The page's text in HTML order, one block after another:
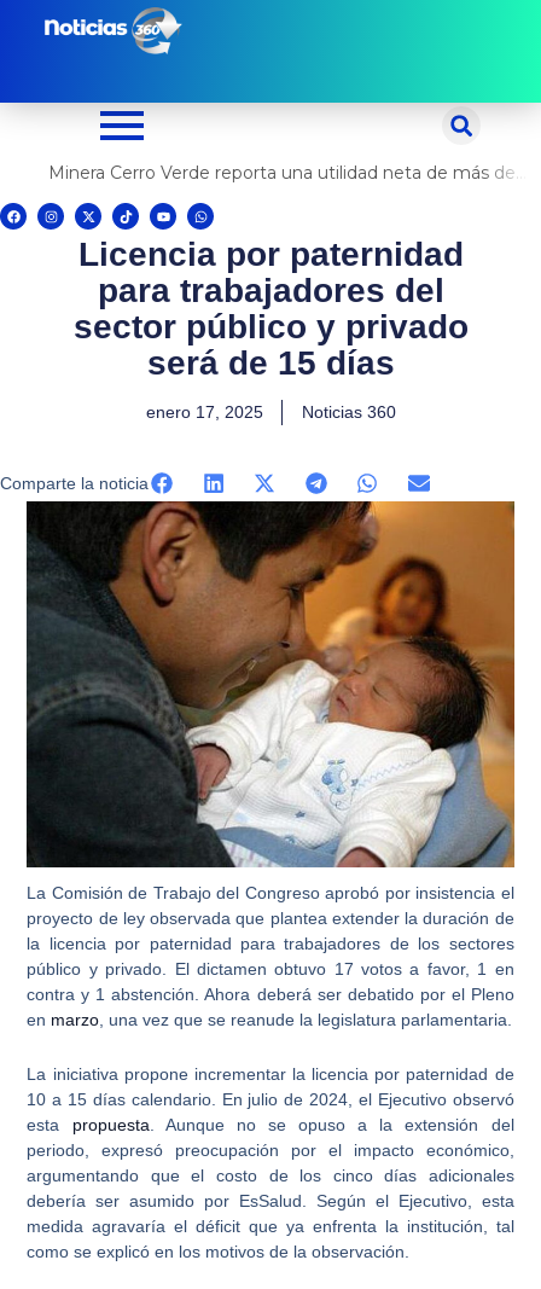
Minera Cerro Verde reporta una utilidad neta de más de US$ 500 millones
F
a
c
I
n
s
X
-
t
i
T
i
k
t
o
Y
o
u
t
u
e
W
h
a
t
s
p
p
Licencia por paternidad
para trabajadores del
sector público y privado
será de 15 días
enero 17, 2025 Noticias 360
Comparte la noticia
La Comisión de Trabajodel Congresoaprobó por insistencia el
proyecto de ley observada que plantea extender la duración de
la licencia por paternidad para trabajadores de los sectores
público y privado. El dictamen obtuvo 17 votos a favor, 1 en
contra y 1 abstención. Ahora deberá ser debatido por el Pleno
en marzo , una vez que se reanude la legislatura parlamentaria.
La iniciativa propone incrementar la licencia por paternidad de
10 a 15 días calendario. En julio de 2024, el Ejecutivo observó
esta propuesta . Aunque no se opuso a la extensión del
periodo, expresó preocupación por el impacto económico,
argumentando que el costo de los cinco días adicionales
debería ser asumido por EsSalud. Según el Ejecutivo, esta
medida agravaría el déficit que ya enfrenta la institución, tal
como se explicó en los motivos de la observación.